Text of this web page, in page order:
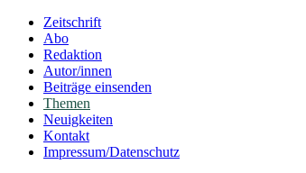
Zeitschrift
Abo
Redaktion
Autor/innen
Beiträge einsenden
Themen
Neuigkeiten
Kontakt
Impressum/Datenschutz